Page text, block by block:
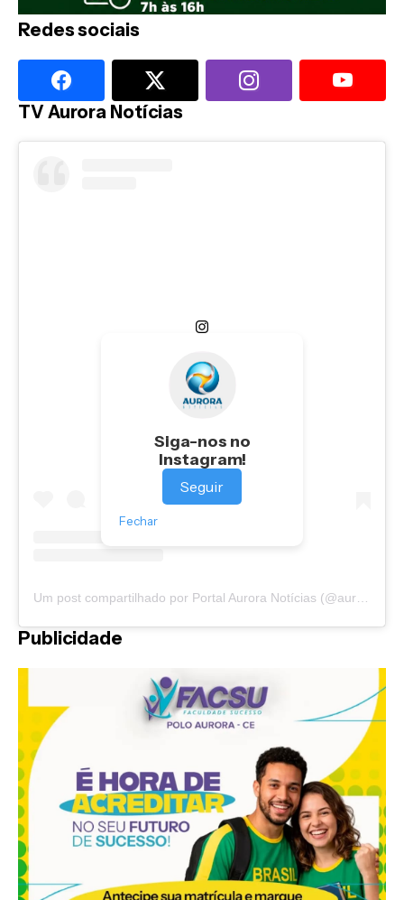
Siga-nos no
Instagram!
Seguir
Fechar
Redes sociais
TV Aurora Notícias
Ver essa foto no Instagram
Publicidade